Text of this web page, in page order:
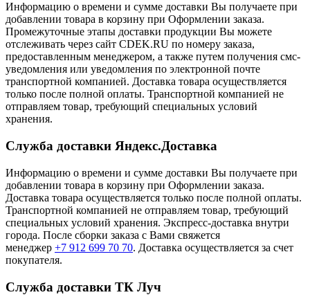
Информацию о времени и сумме доставки Вы получаете при
добавлении товара в корзину при Оформлении заказа.
Промежуточные этапы доставки продукции Вы можете
отслеживать через сайт CDEK.RU по номеру заказа,
предоставленным менеджером, а также путем получения смс-
уведомления или уведомления по электронной почте
транспортной компанией. Доставка товара осуществляется
только после полной оплаты. Транспортной компанией не
отправляем товар, требующий специальных условий
хранения.
Служба доставки Яндекс.Доставка
Информацию о времени и сумме доставки Вы получаете при
добавлении товара в корзину при Оформлении заказа.
Доставка товара осуществляется только после полной оплаты.
Транспортной компанией не отправляем товар, требующий
специальных условий хранения. Экспресс-доставка внутри
города. После сборки заказа с Вами свяжется
менеджер +7 912 699 70 70. Доставка осуществляется за счет
покупателя.
Служба доставки ТК Луч